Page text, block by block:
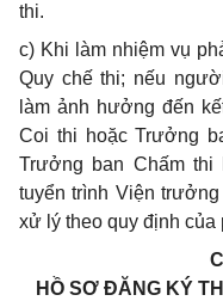
thi.
c) Khi làm nhiệm vụ
Quy chế thi; nếu
làm ảnh hưởng đến
Coi thi hoặc Trưởng
Trưởng ban Chấm thi
tuyển trình Viện
xử lý theo quy định của
HỒ SƠ ĐĂNG KÝ